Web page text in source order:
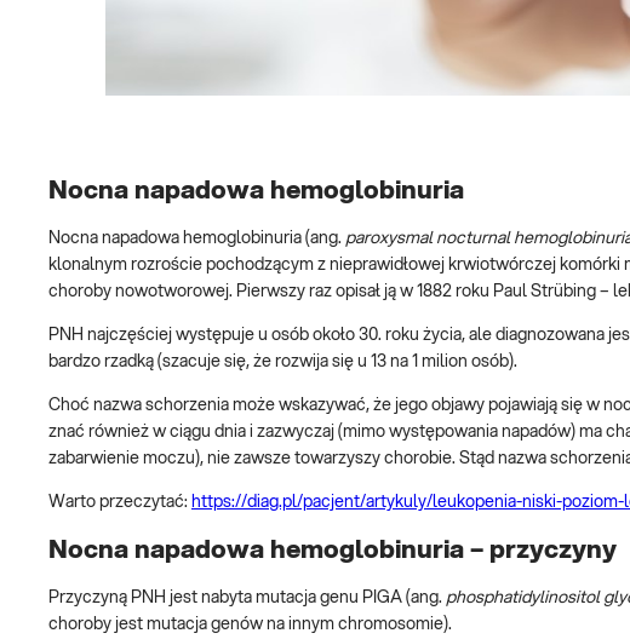
Nocna napadowa hemoglobinuria
Nocna napadowa hemoglobinuria (ang. paroxysmal nocturnal
klonalnym rozroście pochodzącym z nieprawidłowej krwiotwórczej komórki
choroby nowotworowej. Pierwszy raz opisał ją w 1882 roku Paul Strübing –
PNH najczęściej występuje u osób około 30. roku życia, ale diagnozowana
bardzo rzadką (szacuje się, że rozwija się u 13 na 1 milion osób).
Choć nazwa schorzenia może wskazywać, że jego objawy pojawiają się w
znać również w ciągu dnia i zazwyczaj (mimo występowania napadów) ma
zabarwienie moczu), nie zawsze towarzyszy chorobie. Stąd nazwa
Warto przeczytać: https://diag.pl/pacjent/artykuly/leukopenia-niski-
Nocna napadowa hemoglobinuria – przyczyny
Przyczyną PNH jest nabyta mutacja genu PIGA (ang. phosphatidylinositol
choroby jest mutacja genów na innym chromosomie).